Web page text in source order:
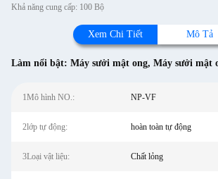
Khả năng cung cấp: 100 Bộ
Xem Chi Tiết Mô Tả
Làm nổi bật: Máy sưởi mật ong, Máy sưởi mật
1Mô hình NO.: NP-VF
2lớp tự động: hoàn toàn tự động
3Loại vật liệu: Chất lỏng